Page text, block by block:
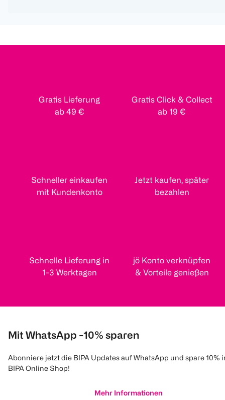
Gratis Lieferung
ab 49 €
Gratis Click & Collect
ab 19 €
Schneller einkaufen
mit Kundenkonto
Jetzt kaufen, später
bezahlen
Schnelle Lieferung in
1-3 Werktagen
jö Konto verknüpfen
& Vorteile genießen
Mit WhatsApp -10% sparen
Abonniere jetzt die BIPA Updates auf WhatsApp und spare 10%
BIPA Online Shop!
Mehr Informationen